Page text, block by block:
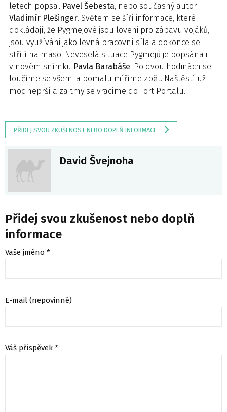
letech popsal Pavel Šebesta, nebo současný autor
Vladimír Plešinger. Světem se šíří informace, které
dokládají, že Pygmejové jsou loveni pro zábavu vojáků,
jsou využíváni jako levná pracovní síla a dokonce se
střílí na maso. Neveselá situace Pygmejů je popsána i
v novém snímku Pavla Barabáše. Po dvou hodinách se
loučíme se všemi a pomalu míříme zpět. Naštěstí už
moc neprší a za tmy se vracíme do Fort Portalu.
PŘIDEJ SVOU ZKUŠENOST NEBO DOPLŇ INFORMACE
David Švejnoha
Přidej svou zkušenost nebo doplň
informace
Vaše jméno *
E-mail (nepovinné)
Váš příspěvek *